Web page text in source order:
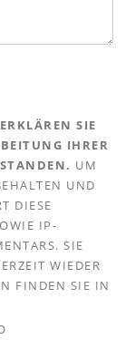
SIE
IHRER
UM
UND
DIESE
IP-
SIE
WIEDER
FINDEN SIE IN